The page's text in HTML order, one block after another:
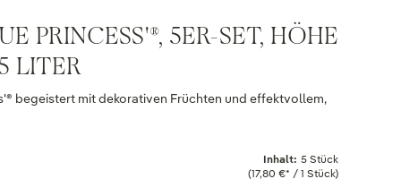
PRINCESS'®, 5ER-SET, HÖHE
LITER
begeistert mit dekorativen Früchten und effektvollem,
Inhalt: 5 Stück
(17,80 €* / 1 Stück)